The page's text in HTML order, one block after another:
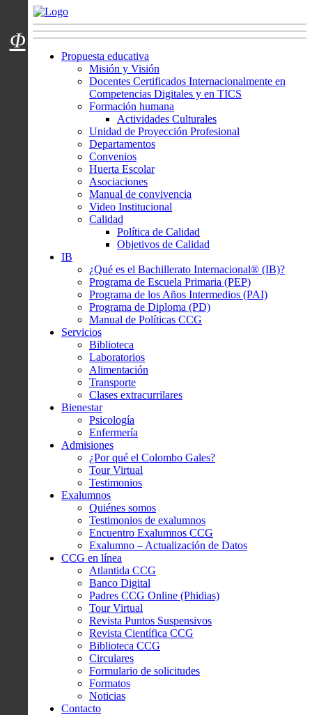
Menú usuarios
Propuesta educativa
Misión y Visión
Docentes Certificados Internacionalmente en
Competencias Digitales y en TICS
Formación humana
Actividades Culturales
Unidad de Proyección Profesional
Departamentos
Convenios
Huerta Escolar
Asociaciones
Manual de convivencia
Video Institucional
Calidad
Política de Calidad
Objetivos de Calidad
IB
¿Qué es el Bachillerato Internacional® (IB)?
Programa de Escuela Primaria (PEP)
Programa de los Años Intermedios (PAI)
Programa de Diploma (PD)
Manual de Políticas CCG
Servicios
Biblioteca
Laboratorios
Alimentación
Transporte
Clases extracurrilares
Bienestar
Psicología
Enfermería
Admisiones
¿Por qué el Colombo Gales?
Tour Virtual
Testimonios
Exalumnos
Quiénes somos
Testimonios de exalumnos
Encuentro Exalumnos CCG
Exalumno – Actualización de Datos
CCG en línea
Atlantida CCG
Banco Digital
Padres CCG Online (Phidias)
Tour Virtual
Revista Puntos Suspensivos
Revista Científica CCG
Biblioteca CCG
Circulares
Formulario de solicitudes
Formatos
Noticias
Contacto
Φ